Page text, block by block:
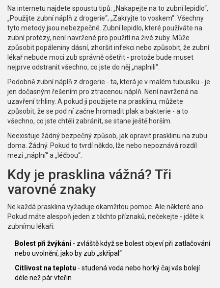
Na internetu najdete spoustu tipů: „Nakapejte na to zubní lepidlo“,
„Použijte zubní náplň z drogerie“, „Zakryjte to voskem“. Všechny
tyto metody jsou nebezpečné. Zubní lepidlo, které používáte na
zubní protézy, není navržené pro použití na živé zuby. Může
způsobit popáleniny dásní, zhoršit infekci nebo způsobit, že zubní
lékař nebude moci zub správně ošetřit - protože bude muset
nejprve odstranit všechno, co jste do něj „naplnili“.
Podobně zubní náplň z drogerie - ta, která je v malém tubusíku - je
jen dočasným řešením pro ztracenou náplň. Není navržená na
uzavření trhliny. A pokud ji použijete na prasklinu, můžete
způsobit, že se pod ní začne hromadit plak a bakterie - a to
všechno, co jste chtěli zabránit, se stane ještě horším.
Neexistuje žádný bezpečný způsob, jak opravit prasklinu na zubu
doma. Žádný. Pokud to tvrdí někdo, lže nebo nepoznává rozdíl
mezi „náplní“ a „léčbou“.
Kdy je prasklina vážná? Tři
varovné znaky
Ne každá prasklina vyžaduje okamžitou pomoc. Ale některé ano.
Pokud máte alespoň jeden z těchto příznaků, nečekejte - jděte k
zubnímu lékaři:
Bolest při žvýkání- zvláště když se bolest objeví při zatlačování
nebo uvolnění, jako by zub „skřípal“
Citlivost na teplotu - studená voda nebo horký čaj vás bolejí
déle než pár vteřin